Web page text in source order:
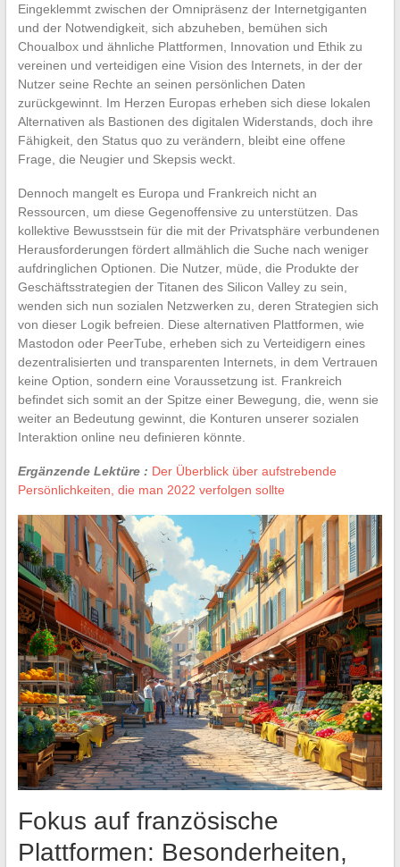
Eingeklemmt zwischen der Omnipräsenz der Internetgiganten
und der Notwendigkeit, sich abzuheben, bemühen sich
Choualbox und ähnliche Plattformen, Innovation und Ethik zu
vereinen und verteidigen eine Vision des Internets, in der der
Nutzer seine Rechte an seinen persönlichen Daten
zurückgewinnt. Im Herzen Europas erheben sich diese lokalen
Alternativen als Bastionen des digitalen Widerstands, doch ihre
Fähigkeit, den Status quo zu verändern, bleibt eine offene
Frage, die Neugier und Skepsis weckt.
Dennoch mangelt es Europa und Frankreich nicht an
Ressourcen, um diese Gegenoffensive zu unterstützen. Das
kollektive Bewusstsein für die mit der Privatsphäre verbundenen
Herausforderungen fördert allmählich die Suche nach weniger
aufdringlichen Optionen. Die Nutzer, müde, die Produkte der
Geschäftsstrategien der Titanen des Silicon Valley zu sein,
wenden sich nun sozialen Netzwerken zu, deren Strategien sich
von dieser Logik befreien. Diese alternativen Plattformen, wie
Mastodon oder PeerTube, erheben sich zu Verteidigern eines
dezentralisierten und transparenten Internets, in dem Vertrauen
keine Option, sondern eine Voraussetzung ist. Frankreich
befindet sich somit an der Spitze einer Bewegung, die, wenn sie
weiter an Bedeutung gewinnt, die Konturen unserer sozialen
Interaktion online neu definieren könnte.
Ergänzende Lektüre : Der Überblick über aufstrebende
Persönlichkeiten, die man 2022 verfolgen sollte
Fokus auf französische
Plattformen: Besonderheiten,